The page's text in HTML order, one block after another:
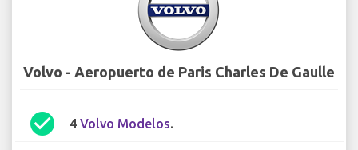
Volvo - Aeropuerto de Paris Charles De Gaulle
check_circle 4 Volvo Modelos.